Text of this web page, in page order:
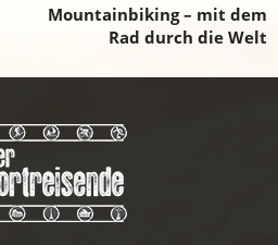
Mountainbiking – mit dem
Rad durch die Welt